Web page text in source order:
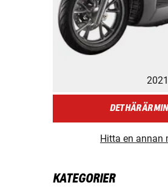
DET HÄR ÄR
Hitta en annan
KATEGORIER